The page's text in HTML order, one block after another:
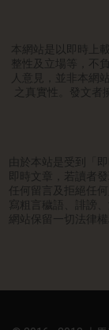
本網站是以即時上
整性及立場等，不
人意見，並非本網
之真實性。發文者
由於本站是受到「
即時文章，若讀者
任何留言及拒絕任
寫粗言穢語、誹謗
網站保留一切法律